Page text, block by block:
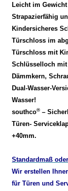
Leicht im
Strapazierfähig
Kindersicheres
Türschloss im
Türschloss mit
Schlüsselloch mit
Dämmkern,
Dual-Wasser-
Wasser!
southco®–
Türen-
+40mm.
Standardmaß
Wir erstellen
für Türen und